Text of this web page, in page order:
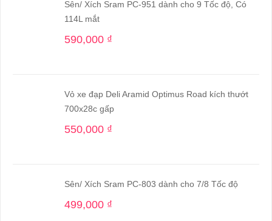
Sên/ Xích Sram PC-951 dành cho 9 Tốc độ, Có
114L mắt
590,000 ₫
Vỏ xe đạp Deli Aramid Optimus Road kích thướt
700x28c gấp
550,000 ₫
Sên/ Xích Sram PC-803 dành cho 7/8 Tốc độ
499,000 ₫